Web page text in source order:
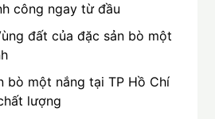
công ngay từ đầu
đất của đặc sản bò một
bò một nắng tại TP Hồ Chí
lượng